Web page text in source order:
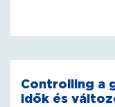
Controlling a
idők és